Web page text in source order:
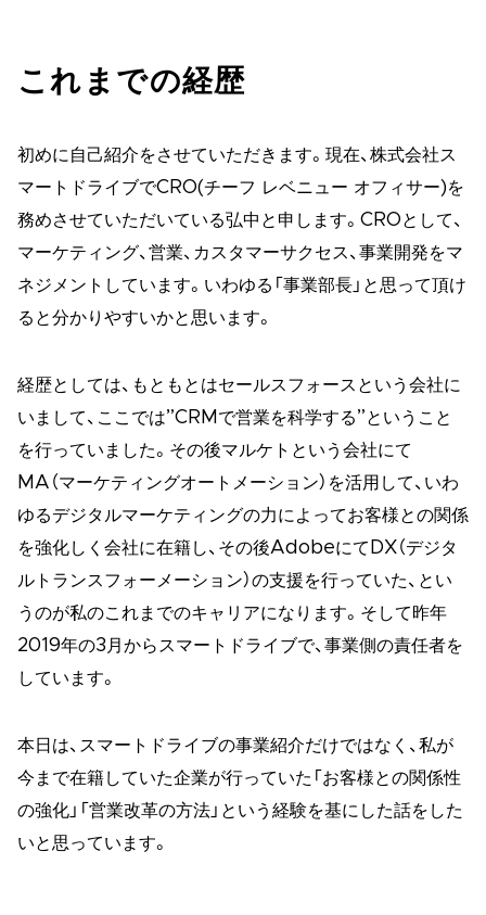
これまでの経歴
初めに自己紹介をさせていただきます。現在、株式会社ス
マートドライブでCRO(チーフ レベニュー オフィサー)を
務めさせていただいている弘中と申します。CROとして、
マーケティング、営業、カスタマーサクセス、事業開発をマ
ネジメントしています。いわゆる「事業部長」と思って頂け
ると分かりやすいかと思います。
経歴としては、もともとはセールスフォースという会社に
いまして、ここでは”CRMで営業を科学する”ということ
を行っていました。その後マルケトという会社にて
MA（マーケティングオートメーション）を活用して、いわ
ゆるデジタルマーケティングの力によってお客様との関係
を強化しく会社に在籍し、その後AdobeにてDX（デジタ
ルトランスフォーメーション）の支援を行っていた、とい
うのが私のこれまでのキャリアになります。そして昨年
2019年の3月からスマートドライブで、事業側の責任者を
しています。
本日は、スマートドライブの事業紹介だけではなく、私が
今まで在籍していた企業が行っていた「お客様との関係性
の強化」「営業改革の方法」という経験を基にした話をした
いと思っています。